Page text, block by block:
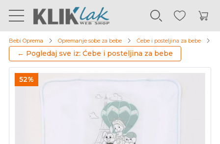
Bebi Oprema Opremanje sobe za bebe Ćebe i posteljina za bebe
← Pogledaj sve iz: Ćebe i posteljina za bebe
52%